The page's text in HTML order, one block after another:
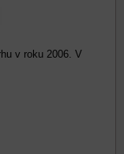
v roku 2006. V